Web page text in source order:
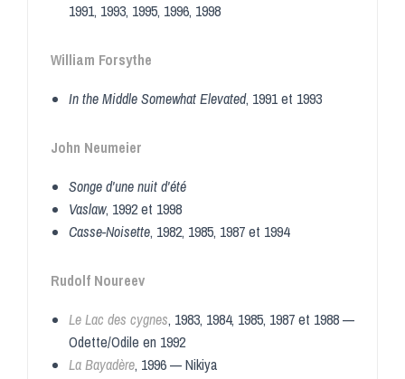
1991, 1993, 1995, 1996, 1998
William Forsythe
In the Middle Somewhat Elevated, 1991 et 1993
John Neumeier
Songe d'une nuit d'été
Vaslaw, 1992 et 1998
Casse-Noisette, 1982, 1985, 1987 et 1994
Rudolf Noureev
Le Lac des cygnes, 1983, 1984, 1985, 1987 et 1988 —
Odette/Odile en 1992
La Bayadère, 1996 — Nikiya